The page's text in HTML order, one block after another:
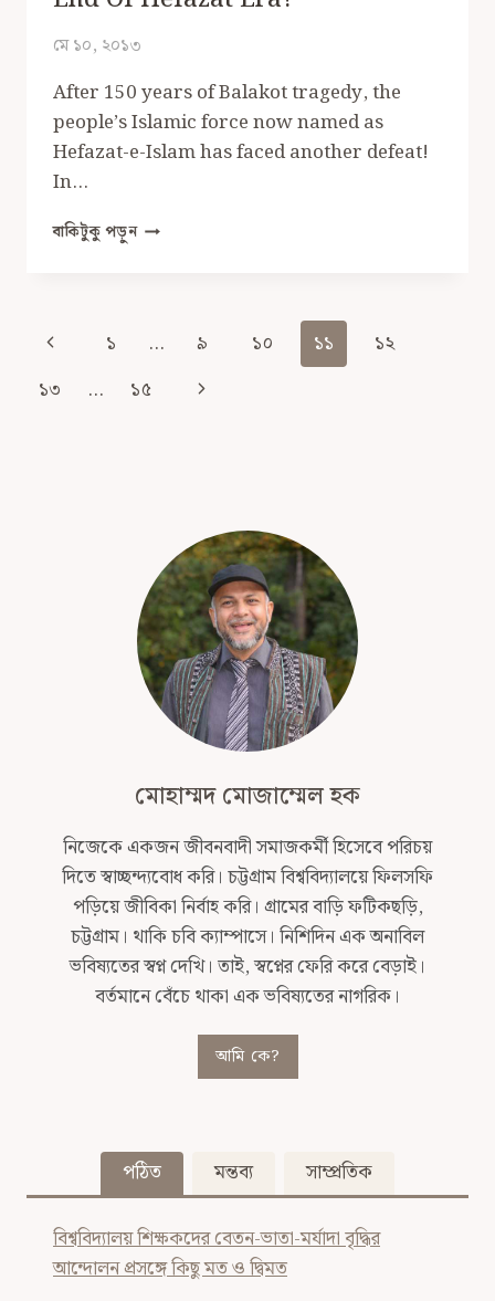
মে ১০, ২০১৩
After 150 years of Balakot tragedy, the
people’s Islamic force now named as
Hefazat-e-Islam has faced another defeat!
In…
বাকিটুকু পড়ুনEND
Page
Navigation
Previous
Page
১ … ৯ ১০ ১১
১২
১৩
… ১৫
Next
মোহাম্মদ মোজাম্মেল হক
নিজেকে একজন জীবনবাদী সমাজকর্মী হিসেবে পরিচয়
দিতে স্বাচ্ছন্দ্যবোধ করি। চট্টগ্রাম বিশ্ববিদ্যালয়ে ফিলসফি
পড়িয়ে জীবিকা নির্বাহ করি। গ্রামের বাড়ি ফটিকছড়ি,
চট্টগ্রাম। থাকি চবি ক্যাম্পাসে। নিশিদিন এক অনাবিল
ভবিষ্যতের স্বপ্ন দেখি। তাই, স্বপ্নের ফেরি করে বেড়াই।
বর্তমানে বেঁচে থাকা এক ভবিষ্যতের নাগরিক।
আমি কে?
পঠিত মন্তব্য সাম্প্রতিক
বিশ্ববিদ্যালয় শিক্ষকদের বেতন-ভাতা-মর্যাদা বৃদ্ধির
আন্দোলন প্রসঙ্গে কিছু মত ও দ্বিমত